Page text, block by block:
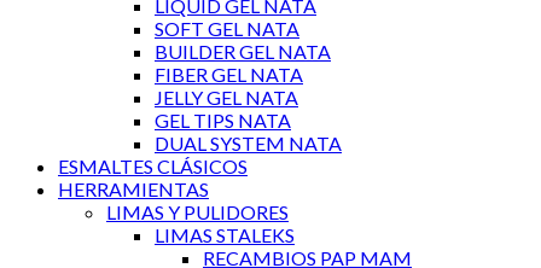
LIQUID GEL NATA
SOFT GEL NATA
BUILDER GEL NATA
FIBER GEL NATA
JELLY GEL NATA
GEL TIPS NATA
DUAL SYSTEM NATA
ESMALTES CLÁSICOS
HERRAMIENTAS
LIMAS Y PULIDORES
LIMAS STALEKS
RECAMBIOS PAP MAM